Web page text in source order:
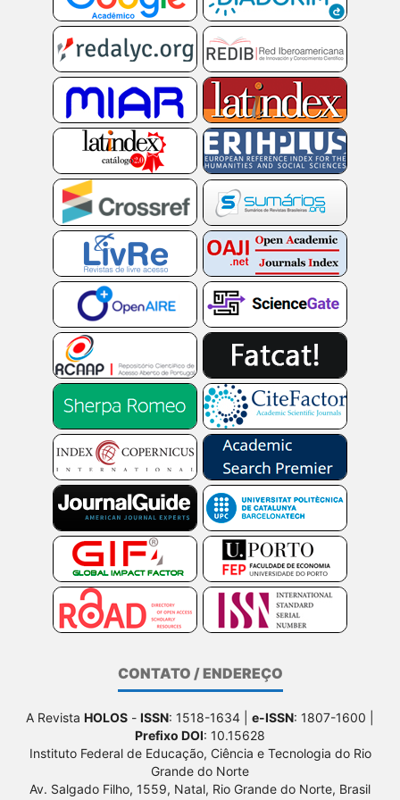
CONTATO / ENDEREÇO
A Revista HOLOS - ISSN: 1518-1634 | e-ISSN: 1807-1600 |
Prefixo DOI: 10.15628
Instituto Federal de Educação, Ciência e Tecnologia do Rio
Grande do Norte
Av. Salgado Filho, 1559, Natal, Rio Grande do Norte, Brasil